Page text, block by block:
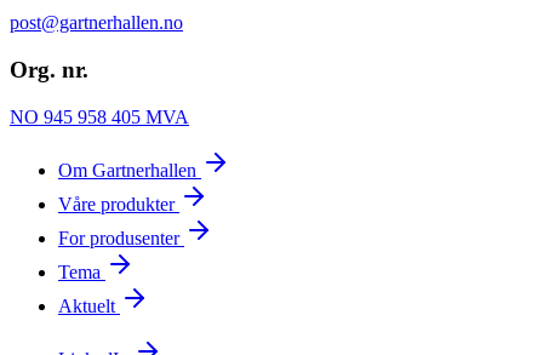
post@gartnerhallen.no
Org. nr.
NO 945 958 405 MVA
Om Gartnerhallen
Våre produkter
For produsenter
Tema
Aktuelt